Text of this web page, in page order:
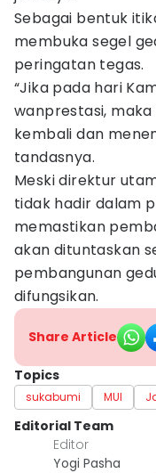
Sebagai bentuk
membuka segel
peringatan tegas.
“Jika pada hari
wanprestasi,
kembali dan
tandasnya.
Meski direktur
tidak hadir dalam
memastikan
akan dituntaskan
pembangunan
difungsikan.
Share Article
Topics
sukabumi MUI
Editorial Team
Editor
Yogi Pasha